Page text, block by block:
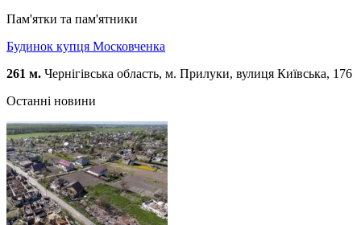
Пам'ятки та пам'ятники
Будинок купця Московченка
261 м. Чернігівська область, м. Прилуки, вулиця Київська, 176
Останні новини